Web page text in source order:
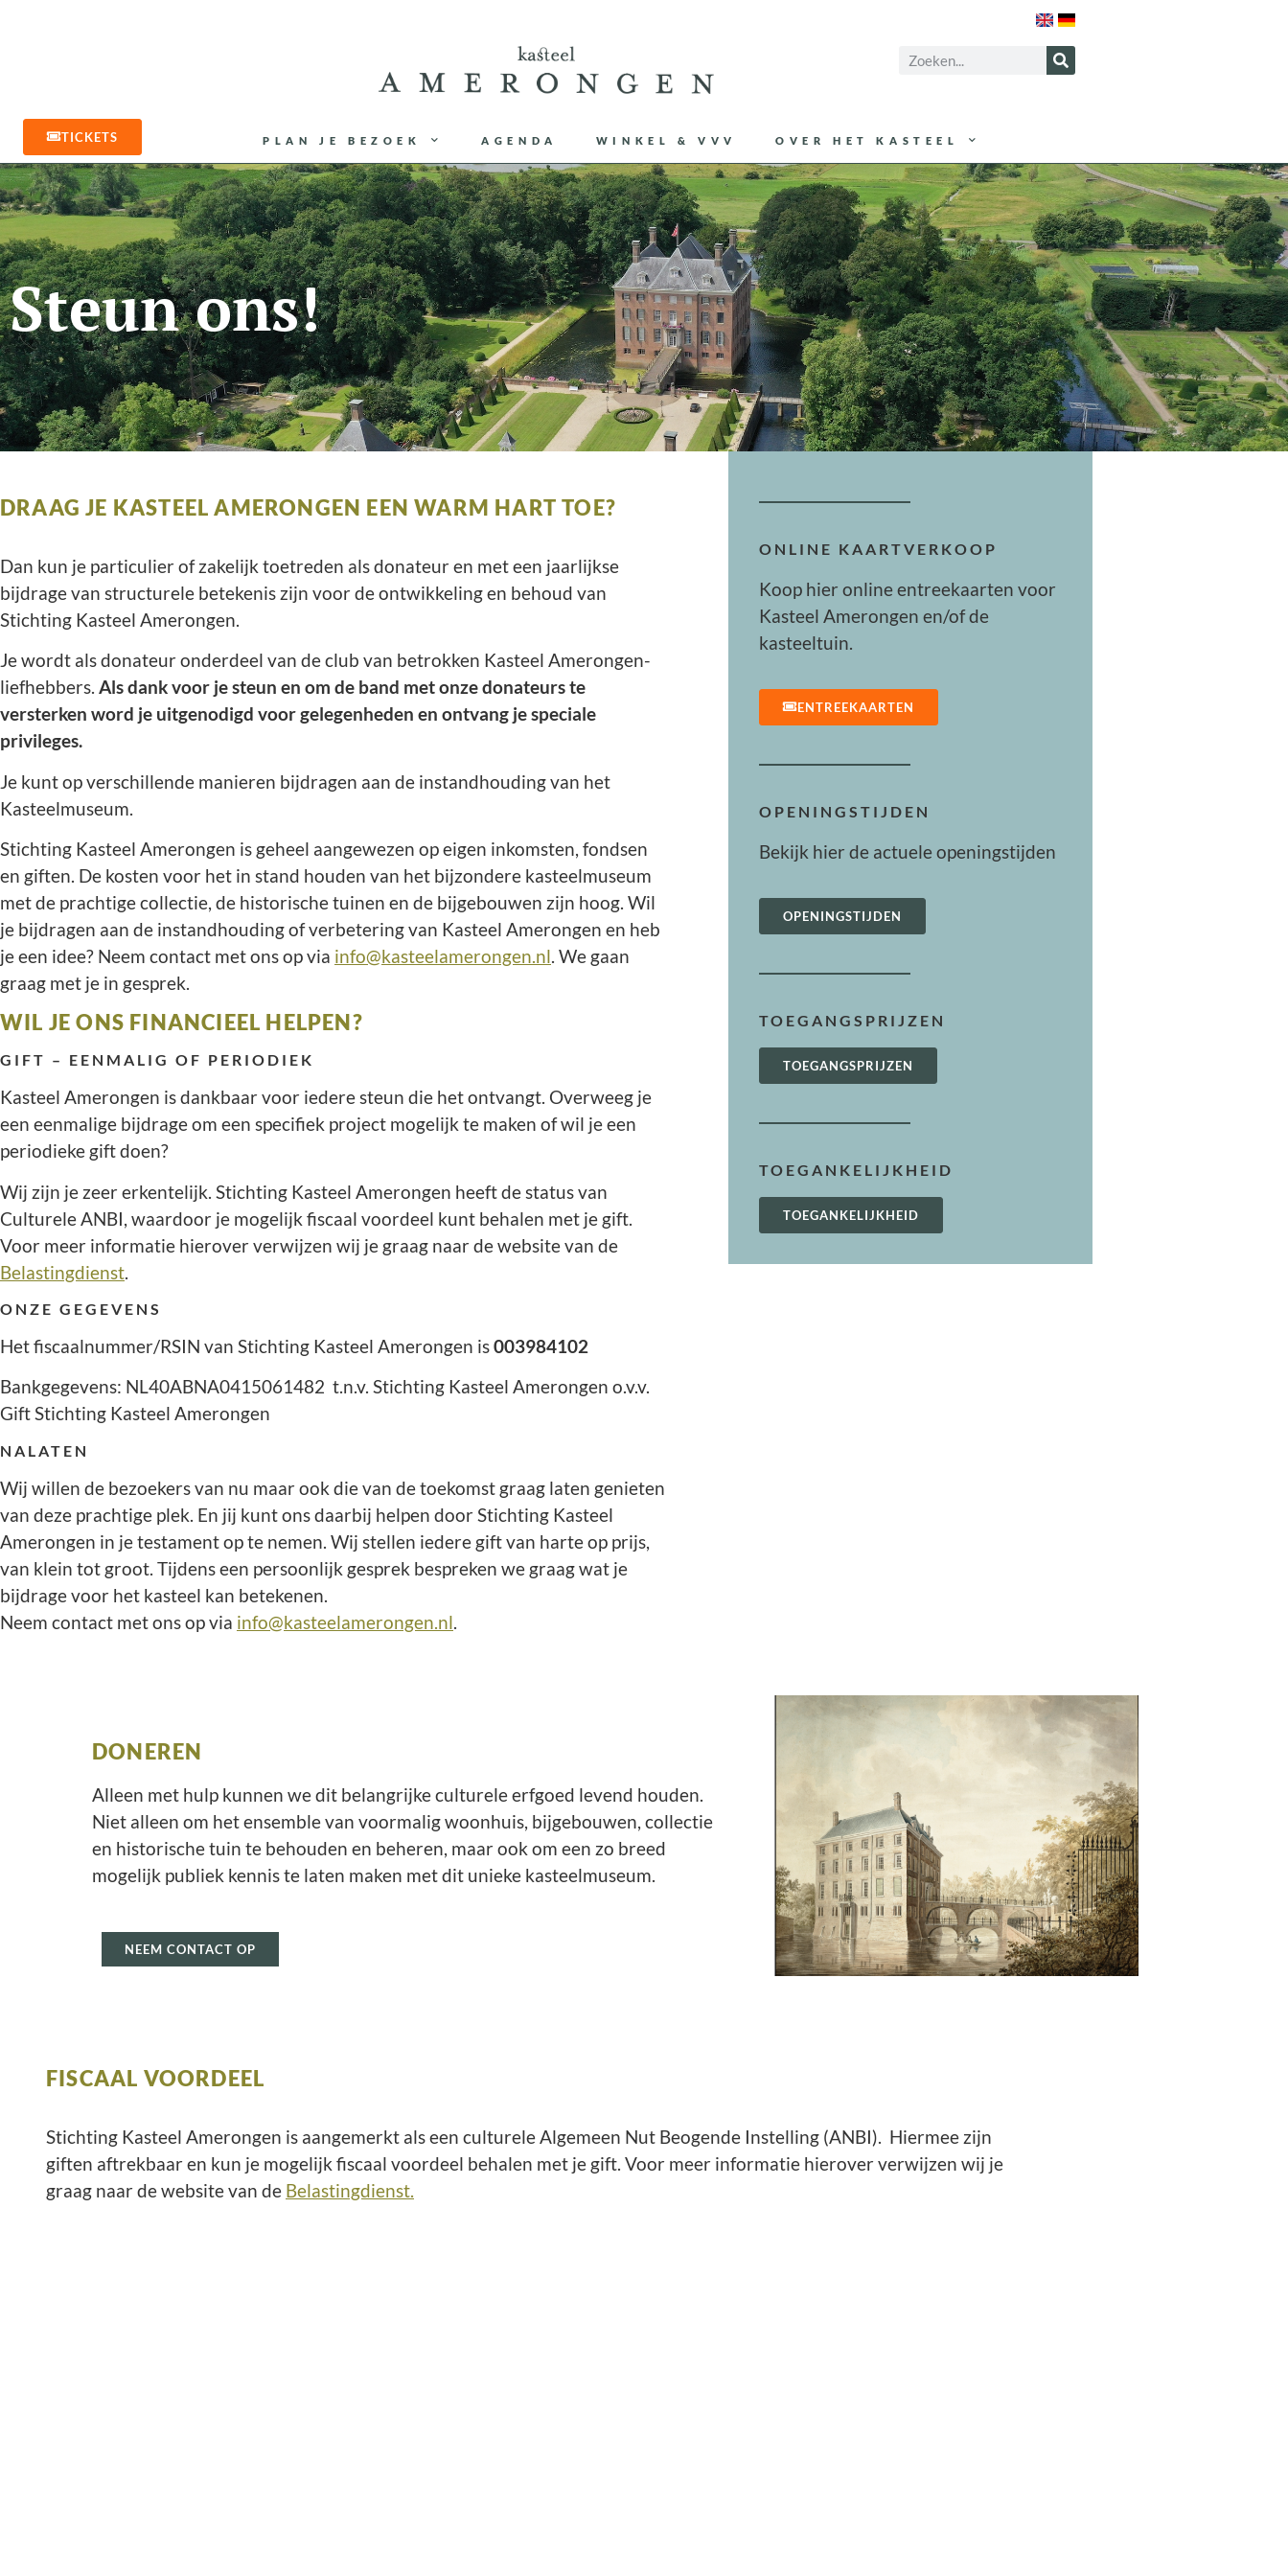
TICKETS PLAN JE BEZOEK AGENDA WINKEL & VVV OVER HET KASTEEL
Steun ons!
DRAAG JE KASTEEL AMERONGEN EEN WARM HART TOE?
Dan kun je particulier of zakelijk toetreden als donateur en met een jaarlijkse
bijdrage van structurele betekenis zijn voor de ontwikkeling en behoud van
Stichting Kasteel Amerongen.
Je wordt als donateur onderdeel van de club van betrokken Kasteel Amerongen-
liefhebbers. Als dank voor je steun en om de band met onze donateurs te
versterken word je uitgenodigd voor gelegenheden en ontvang je speciale
privileges.
Je kunt op verschillende manieren bijdragen aan de instandhouding van het
Kasteelmuseum.
Stichting Kasteel Amerongen is geheel aangewezen op eigen inkomsten, fondsen
en giften. De kosten voor het in stand houden van het bijzondere kasteelmuseum
met de prachtige collectie, de historische tuinen en de bijgebouwen zijn hoog. Wil
je bijdragen aan de instandhouding of verbetering van Kasteel Amerongen en heb
je een idee? Neem contact met ons op via info@kasteelamerongen.nl. We gaan
graag met je in gesprek.
WIL JE ONS FINANCIEEL HELPEN?
GIFT – EENMALIG OF PERIODIEK
Kasteel Amerongen is dankbaar voor iedere steun die het ontvangt. Overweeg je
een eenmalige bijdrage om een specifiek project mogelijk te maken of wil je een
periodieke gift doen?
Wij zijn je zeer erkentelijk. Stichting Kasteel Amerongen heeft de status van
Culturele ANBI, waardoor je mogelijk fiscaal voordeel kunt behalen met je gift.
Voor meer informatie hierover verwijzen wij je graag naar de website van de
Belastingdienst.
ONZE GEGEVENS
Het fiscaalnummer/RSIN van Stichting Kasteel Amerongen is003984102
Bankgegevens: NL40ABNA0415061482 t.n.v. Stichting Kasteel Amerongen o.v.v.
Gift Stichting Kasteel Amerongen
NALATEN
Wij willen de bezoekers van nu maar ook die van de toekomst graag laten genieten
van deze prachtige plek. En jij kunt ons daarbij helpen door Stichting Kasteel
Amerongen in je testament op te nemen. Wij stellen iedere gift van harte op prijs,
van klein tot groot. Tijdens een persoonlijk gesprek bespreken we graag wat je
bijdrage voor het kasteel kan betekenen.
Neem contact met ons op via info@kasteelamerongen.nl.
ONLINE KAARTVERKOOP
Koop hier online entreekaarten voor
Kasteel Amerongen en/of de
kasteeltuin.
ENTREEKAARTEN
OPENINGSTIJDEN
Bekijk hier de actuele openingstijden
OPENINGSTIJDEN
TOEGANGSPRIJZEN
TOEGANGSPRIJZEN
TOEGANKELIJKHEID
TOEGANKELIJKHEID
DONEREN
Alleen met hulp kunnen we dit belangrijke culturele erfgoed levend houden.
Niet alleen om het ensemble van voormalig woonhuis, bijgebouwen, collectie
en historische tuin te behouden en beheren, maar ook om een zo breed
mogelijk publiek kennis te laten maken met dit unieke kasteelmuseum.
NEEM CONTACT OP
FISCAAL VOORDEEL
Stichting Kasteel Amerongen is aangemerkt als een culturele Algemeen Nut Beogende Instelling (ANBI). Hiermee zijn
giften aftrekbaar en kun je mogelijk fiscaal voordeel behalen met je gift. Voor meer informatie hierover verwijzen wij je
graag naar de website van de Belastingdienst.